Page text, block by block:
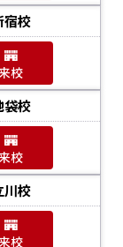
宿校
校
袋校
校
川校
校